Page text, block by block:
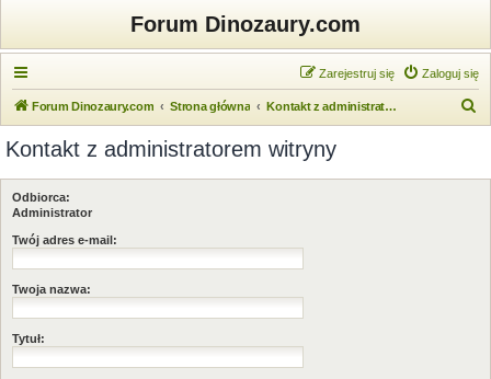
Forum Dinozaury.com
Zaloguj się
Zarejestruj się
Forum Dinozaury.com Strona główna Kontakt z administratorem witryny
k
Kontakt z administratorem witryny
Odbiorca:
Administrator
Twój adres e-mail:
Twoja nazwa:
Tytuł: